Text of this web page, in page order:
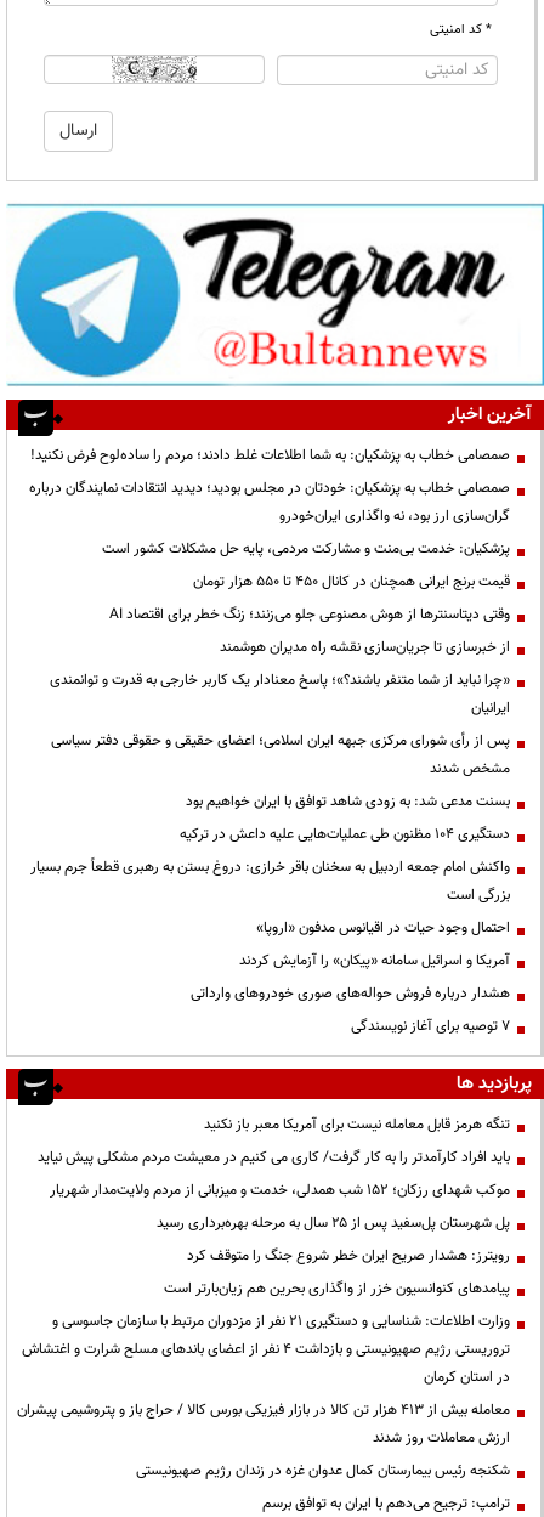
* کد امنیتی
آخرین اخبار
صمصامی خطاب به پزشکیان: به شما اطلاعات غلط دادند؛ مردم را ساده‌لوح فرض نکنید!
صمصامی خطاب به پزشکیان: خودتان در مجلس بودید؛ دیدید انتقادات نمایندگان درباره
گران‌سازی ارز بود، نه واگذاری ایران‌خودرو
پزشکیان: خدمت بی‌منت و مشارکت مردمی، پایه حل مشکلات کشور است
قیمت‌ برنج ایرانی همچنان در کانال ۴۵۰ تا ۵۵۰ هزار تومان
وقتی دیتاسنترها از هوش مصنوعی جلو می‌زنند؛ زنگ خطر برای اقتصاد AI
از خبرسازی تا جریان‌سازی نقشه راه مدیران هوشمند
«چرا نباید از شما متنفر باشند؟»؛ پاسخ معنادار یک کاربر خارجی به قدرت و توانمندی
ایرانیان
پس از رأی شورای مرکزی جبهه ایران اسلامی؛ اعضای حقیقی و حقوقی دفتر سیاسی
مشخص شدند
بسنت مدعی شد: به زودی شاهد توافق با ایران خواهیم بود
دستگیری ۱۰۴ مظنون طی عملیات‌هایی علیه داعش در ترکیه
واکنش امام جمعه اردبیل به سخنان باقر خرازی: دروغ بستن به رهبری قطعاً جرم بسیار
بزرگی است
احتمال وجود حیات در اقیانوس مدفون «اروپا»
آمریکا و اسرائیل سامانه «پیکان» را آزمایش کردند
هشدار درباره فروش حواله‌های صوری خودروهای وارداتی
۷ توصیه برای آغاز نویسندگی
پربازدید ها
تنگه هرمز قابل معامله نیست برای آمریکا معبر باز نکنید
باید افراد کارآمدتر را به کار گرفت/ کاری می کنیم در معیشت مردم مشکلی پیش نیاید
موکب شهدای رزکان؛ ۱۵۲ شب همدلی، خدمت و میزبانی از مردم ولایت‌مدار شهریار
پل شهرستان پل‌سفید پس از ۲۵ سال به مرحله بهره‌برداری رسید
رویترز: هشدار صریح ایران خطر شروع جنگ را متوقف کرد
پیامدهای کنوانسیون خزر از واگذاری بحرین هم زیان‌بارتر است
وزارت اطلاعات: شناسایی و دستگیری ۲۱ نفر از مزدوران مرتبط با سازمان جاسوسی و
تروریستی رژیم صهیونیستی و بازداشت ۴ نفر از اعضای باندهای مسلح شرارت و اغتشاش
در استان کرمان
معامله بیش از ۴۱۳ هزار تن کالا در بازار فیزیکی بورس کالا / حراج باز و پتروشیمی پیشران
ارزش معاملات روز شدند
شکنجه رئیس بیمارستان کمال عدوان غزه در زندان رژیم صهیونیستی
ترامپ: ترجیح می‌دهم با ایران به توافق برسم